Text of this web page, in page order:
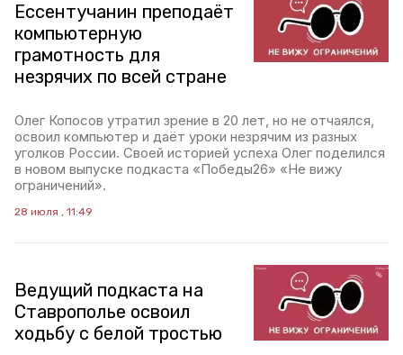
Ессентучанин преподаёт
компьютерную
грамотность для
незрячих по всей стране
Олег Копосов утратил зрение в 20 лет, но не отчаялся,
освоил компьютер и даёт уроки незрячим из разных
уголков России. Своей историей успеха Олег поделился
в новом выпуске подкаста «Победы26» «Не вижу
ограничений».
28 июля , 11:49
Ведущий подкаста на
Ставрополье освоил
ходьбу с белой тростью